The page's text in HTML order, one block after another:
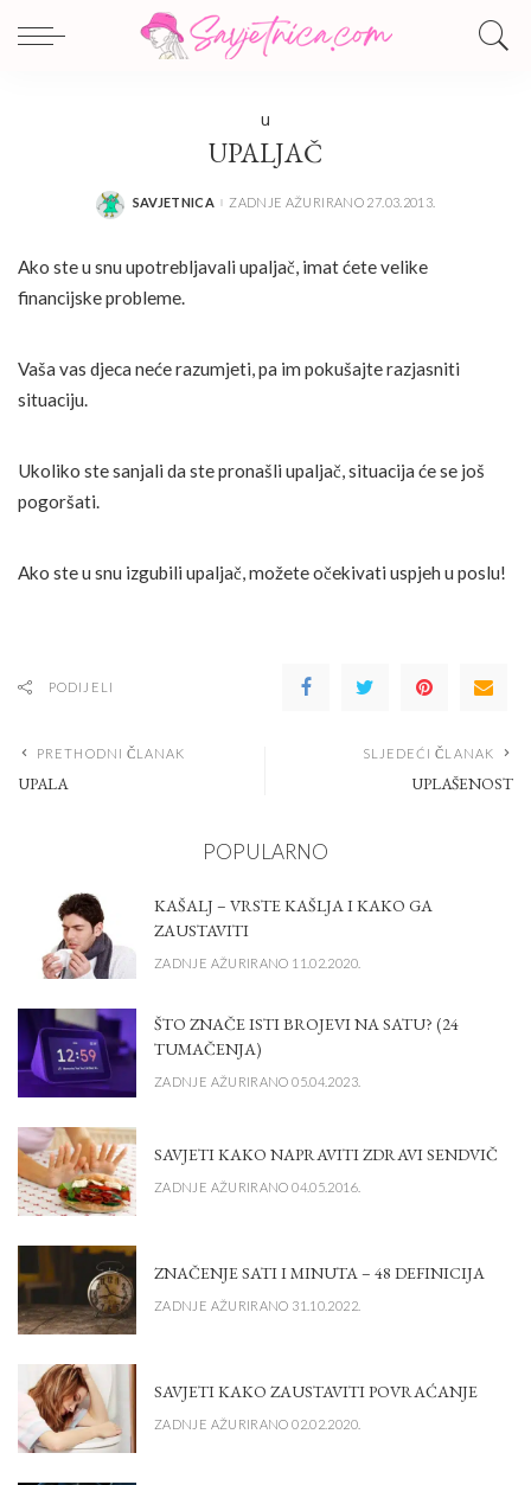
U
UPALJAČ
POSTED
SAVJETNICA ZADNJE AŽURIRANO 27.03.2013.
Ako ste u snu upotrebljavali upaljač, imat ćete velike
financijske probleme.
Vaša vas djeca neće razumjeti, pa im pokušajte razjasniti
situaciju.
Ukoliko ste sanjali da ste pronašli upaljač, situacija će se još
pogoršati.
Ako ste u snu izgubili upaljač, možete očekivati uspjeh u poslu!
PODIJELI
PRETHODNI ČLANAK
UPALA
SLJEDEĆI ČLANAK
UPLAŠENOST
POPULARNO
KAŠALJ – VRSTE KAŠLJA I KAKO GA
ZAUSTAVITI
ZADNJE AŽURIRANO 11.02.2020.
ŠTO ZNAČE ISTI BROJEVI NA SATU? (24
TUMAČENJA)
ZADNJE AŽURIRANO 05.04.2023.
SAVJETI KAKO NAPRAVITI ZDRAVI SENDVIČ
ZADNJE AŽURIRANO 04.05.2016.
ZNAČENJE SATI I MINUTA – 48 DEFINICIJA
ZADNJE AŽURIRANO 31.10.2022.
SAVJETI KAKO ZAUSTAVITI POVRAĆANJE
ZADNJE AŽURIRANO 02.02.2020.